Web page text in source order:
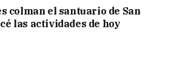
colman el santuario de San
las actividades de hoy